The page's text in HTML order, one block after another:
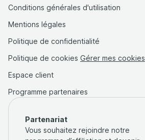
Conditions générales d'utilisation
Mentions légales
Politique de confidentialité
Politique de cookies Gérer mes cookies
Espace client
Programme partenaires
Partenariat
Vous souhaitez rejoindre notre